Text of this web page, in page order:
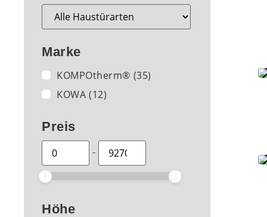
Marke
KOMPOtherm® (35)
KOWA (12)
Preis
-
Höhe